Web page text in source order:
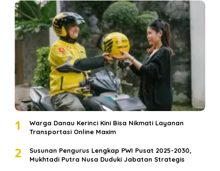
1
Warga Danau Kerinci Kini Bisa Nikmati Layanan
Transportasi Online Maxim
2
Susunan Pengurus Lengkap PWI Pusat 2025-2030,
Mukhtadi Putra Nusa Duduki Jabatan Strategis